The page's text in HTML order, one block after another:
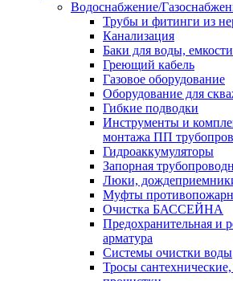
Водоснабжение/
Трубы и фитинги из
Канализация
Баки для воды, емкости
Греющий кабель
Газовое оборудование
Оборудование для
Гибкие подводки
Инструменты и
монтажа ПП
Гидроаккумуляторы
Запорная
Люки,
Муфты
Очистка БАССЕЙНА
Предохранительная и
арматура
Системы очистки воды
Тросы